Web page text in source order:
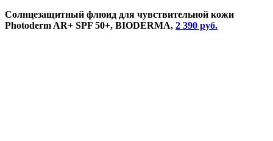
Солнцезащитный флюид для чувствительной кожи
Photoderm AR+ SPF 50+, BIODERMA, 2 390 руб.